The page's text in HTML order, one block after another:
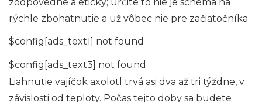
rýchle zbohatnutie a už vôbec nie pre začiatočníka.
$config[ads_text1] not found
$config[ads_text3] not found
Liahnutie vajíčok axolotl trvá asi dva až tri týždne, v
závislosti od teploty. Počas tejto doby sa budete